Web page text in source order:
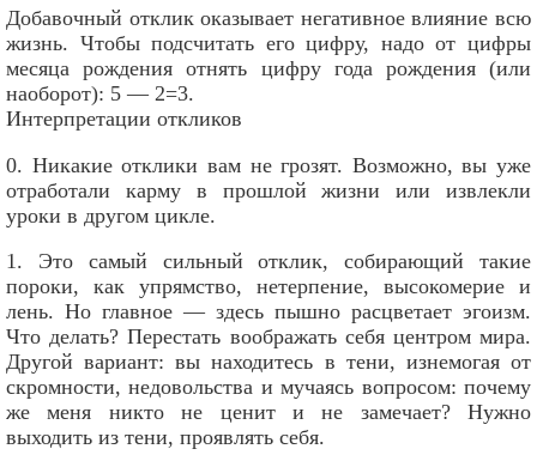
Добавочный отклик оказывает негативное влияние всю
жизнь. Чтобы подсчитать его цифру, надо от цифры
месяца рождения отнять цифру года рождения (или
наоборот): 5 — 2=3.
Интерпретации откликов
0. Никакие отклики вам не грозят. Возможно, вы уже
отработали карму в прошлой жизни или извлекли
уроки в другом цикле.
1. Это самый сильный отклик, собирающий такие
пороки, как упрямство, нетерпение, высокомерие и
лень. Но главное — здесь пышно расцветает эгоизм.
Что делать? Перестать воображать себя центром мира.
Другой вариант: вы находитесь в тени, изнемогая от
скромности, недовольства и мучаясь вопросом: почему
же меня никто не ценит и не замечает? Нужно
выходить из тени, проявлять себя.